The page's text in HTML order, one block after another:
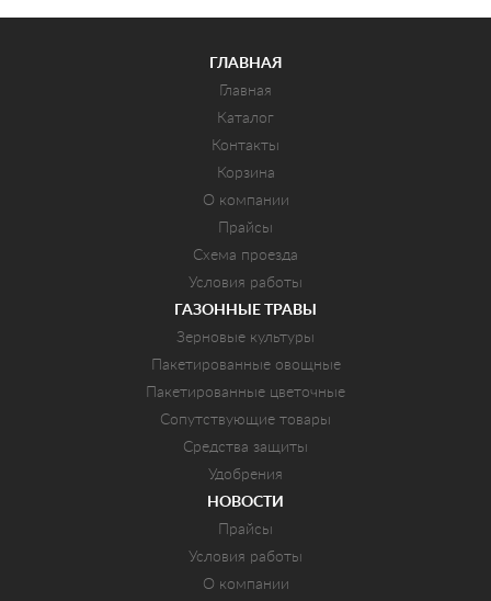
ГЛАВНАЯ
Главная
Каталог
Контакты
Корзина
О компании
Прайсы
Схема проезда
Условия работы
ГАЗОННЫЕ ТРАВЫ
Зерновые культуры
Пакетированные овощные
Пакетированные цветочные
Сопутствующие товары
Средства защиты
Удобрения
НОВОСТИ
Прайсы
Условия работы
О компании